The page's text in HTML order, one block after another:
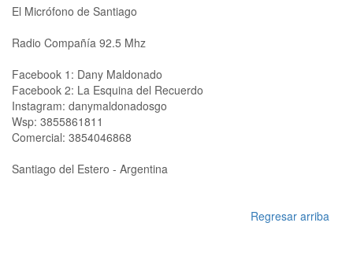
El Micrófono de Santiago
Radio Compañía 92.5 Mhz
Facebook 1: Dany Maldonado
Facebook 2: La Esquina del Recuerdo
Instagram: danymaldonadosgo
Wsp: 3855861811
Comercial: 3854046868
Santiago del Estero - Argentina
Regresar arriba